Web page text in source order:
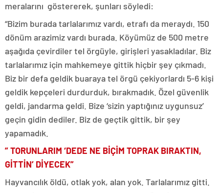
meralarını göstererek, şunları söyledi:
“Bizim burada tarlalarımız vardı, etrafı da meraydı. 150
dönüm arazimiz vardı burada. Köyümüz de 500 metre
aşağıda çevirdiler tel örgüyle, girişleri yasakladılar. Biz
tarlalarımız için mahkemeye gittik hiçbir şey çıkmadı.
Biz bir defa geldik buaraya tel örgü çekiyorlardı 5-6 kişi
geldik kepçeleri durdurduk, bırakmadık. Özel güvenlik
geldi, jandarma geldi. Bize ‘sizin yaptığınız uygunsuz’
geçin gidin dediler. Biz de geçtik gittik, bir şey
yapamadık.
” TORUNLARIM ‘DEDE NE BİÇİM TOPRAK BIRAKTIN,
GİTTİN’ DİYECEK”
Hayvancılık öldü, otlak yok, alan yok. Tarlalarımız gitti.